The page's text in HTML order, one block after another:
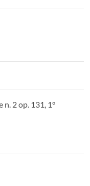
2 op. 131, 1°